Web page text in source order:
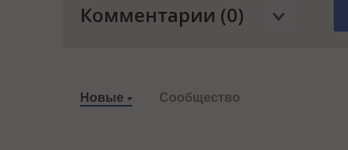
Комментарии (0)
Новые Сообщество